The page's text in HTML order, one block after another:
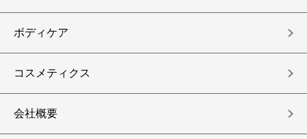
ボディケア
コスメティクス
会社概要